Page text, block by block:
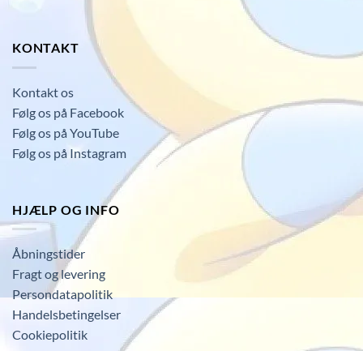
KONTAKT
Kontakt os
Følg os på Facebook
Følg os på YouTube
Følg os på Instagram
HJÆLP OG INFO
Åbningstider
Fragt og levering
Persondatapolitik
Handelsbetingelser
Cookiepolitik